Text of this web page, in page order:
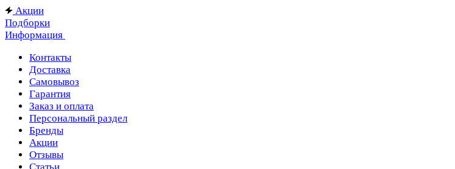
Акции
Подборки
Информация
Контакты
Доставка
Самовывоз
Гарантия
Заказ и оплата
Персональный раздел
Бренды
Акции
Отзывы